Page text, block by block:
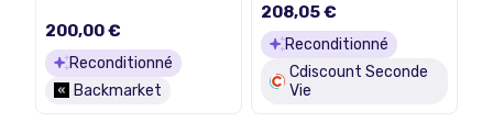
200,00 €
Reconditionné
Backmarket
208,05 €
Reconditionné
Cdiscount Seconde
Vie